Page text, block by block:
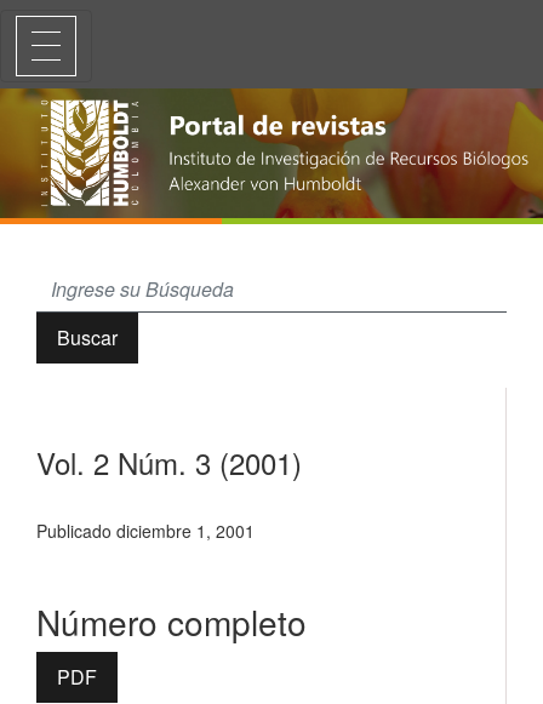
Vol. 2 Núm. 3 (2001)
Buscar
Vol. 2 Núm. 3 (2001)
Publicado diciembre 1, 2001
Número completo
PDF